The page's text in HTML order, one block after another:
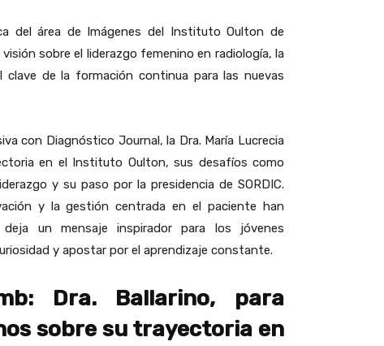
del área de Imágenes del Instituto Oulton de
sobre el liderazgo femenino en radiología, la
de la formación continua para las nuevas
con Diagnóstico Journal, la Dra. María Lucrecia
en el Instituto Oulton, sus desafíos como
y su paso por la presidencia de SORDIC.
y la gestión centrada en el paciente han
un mensaje inspirador para los jóvenes
y apostar por el aprendizaje constante.
Dra. Ballarino, para
sobre su trayectoria en